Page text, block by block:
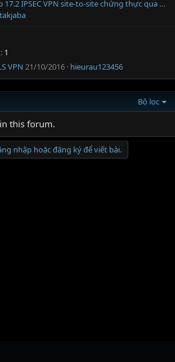
17.2 IPSEC VPN site-to-site chứng thực qua CA 2k8
1
VPN 21/10/2016 hieurau123456
Bộ lọc
this forum.
nhập hoặc đăng ký để viết bài.